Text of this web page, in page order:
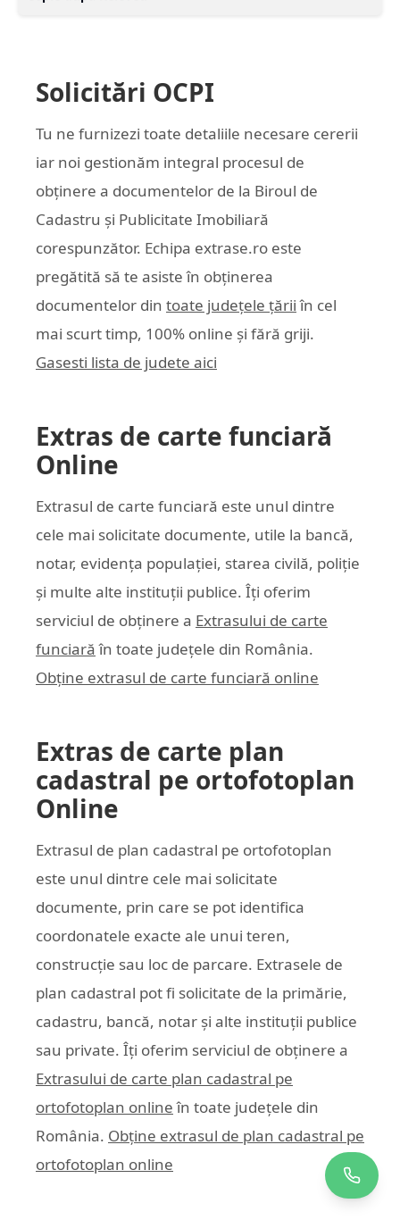
Solicitări OCPI
Tu ne furnizezi toate detaliile necesare cererii
iar noi gestionăm integral procesul de
obținere a documentelor de la Biroul de
Cadastru și Publicitate Imobiliară
corespunzător. Echipa extrase.ro este
pregătită să te asiste în obținerea
documentelor din toate județele țării în cel
mai scurt timp, 100% online și fără griji.
Gasesti lista de judete aici
Extras de carte funciară
Online
Extrasul de carte funciară este unul dintre
cele mai solicitate documente, utile la bancă,
notar, evidența populației, starea civilă, poliție
și multe alte instituții publice. Îți oferim
serviciul de obținere a Extrasului de carte
funciară în toate județele din România.
Obține extrasul de carte funciară online
Extras de carte plan
cadastral pe ortofotoplan
Online
Extrasul de plan cadastral pe ortofotoplan
este unul dintre cele mai solicitate
documente, prin care se pot identifica
coordonatele exacte ale unui teren,
construcție sau loc de parcare. Extrasele de
plan cadastral pot fi solicitate de la primărie,
cadastru, bancă, notar și alte instituții publice
sau private. Îți oferim serviciul de obținere a
Extrasului de carte plan cadastral pe
ortofotoplan online în toate județele din
România. Obține extrasul de plan cadastral pe
ortofotoplan online